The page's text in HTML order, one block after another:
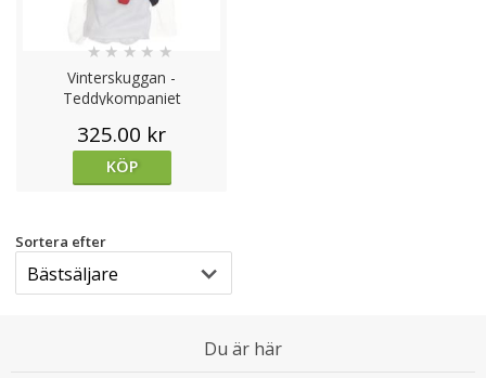
Vinterskuggan -
Teddykompaniet
★ ★ ★ ★ ★
325.00 kr
KÖP
Sortera efter
Du är här